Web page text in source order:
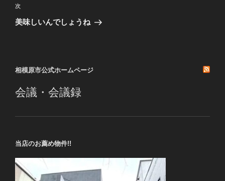
ビ
ゲ
ン
稿
次
の
次
美味しいんでしょうね
相模原市公式ホームページ
会議・会議録
当店のお薦め物件!!